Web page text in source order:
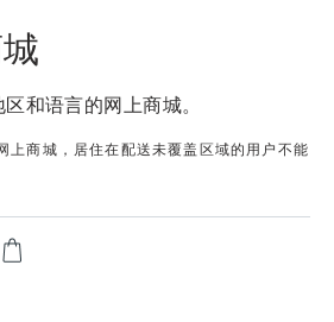
和语言的网上商城。
上商城，居住在配送未覆盖区域的用户不能